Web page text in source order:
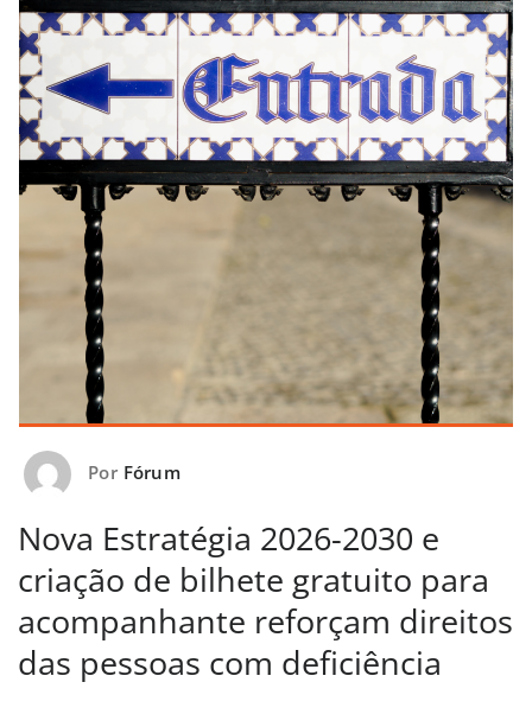
Por Fórum
Nova Estratégia 2026-2030 e
criação de bilhete gratuito para
acompanhante reforçam direitos
das pessoas com deficiência